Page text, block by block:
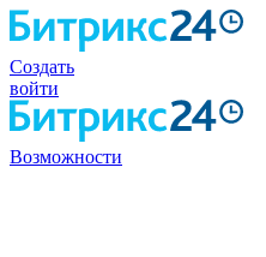
Создать
войти
Возможности